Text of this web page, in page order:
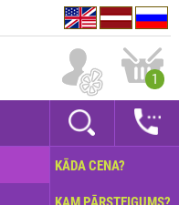
1
KĀDA CENA?